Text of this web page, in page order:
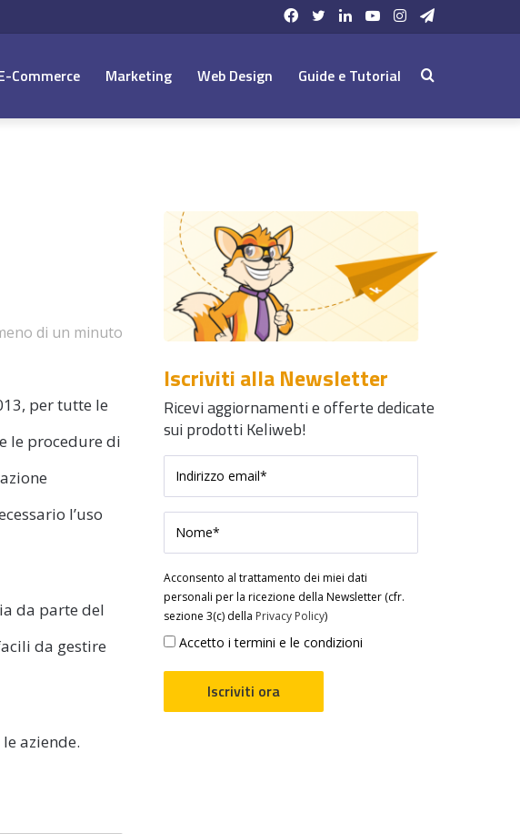
Telegram
Instagram
YouTube
LinkedIn
Twitter
Facebook
Commerce Marketing Web Design Guide e Tutorial Cerca:
di un minuto
per tutte le
le procedure di
l’uso
da parte del
da gestire
aziende.
Iscriviti alla Newsletter
Ricevi aggiornamenti e offerte dedicate
sui prodotti Keliweb!
Acconsento al trattamento dei miei dati
personali per la ricezione della Newsletter (cfr.
sezione 3(c) della Privacy Policy)
Accetto i termini e le condizioni